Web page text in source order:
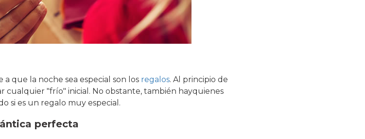
que la noche sea especial son los regalos. Al principio de
cualquier "frío" inicial. No obstante, también hayquienes
si es un regalo muy especial.
perfecta